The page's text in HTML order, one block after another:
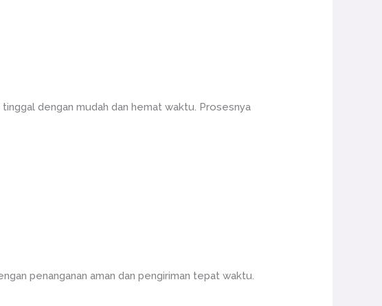
dengan mudah dan hemat waktu. Prosesnya
penanganan aman dan pengiriman tepat waktu.